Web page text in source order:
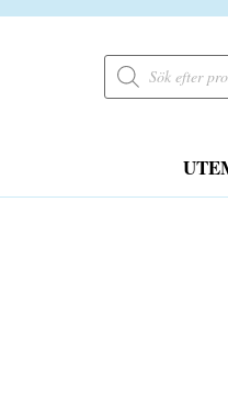
Products
search